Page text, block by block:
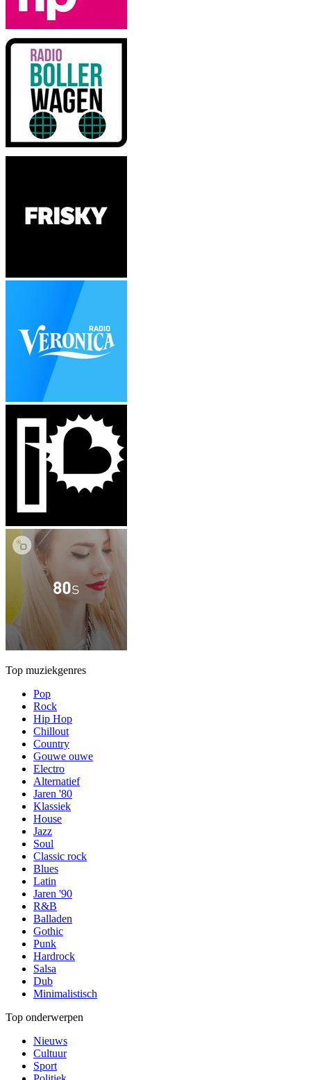
Top muziekgenres
Pop
Rock
Hip Hop
Chillout
Country
Gouwe ouwe
Electro
Alternatief
Jaren '80
Klassiek
House
Jazz
Soul
Classic rock
Blues
Latin
Jaren '90
R&B
Balladen
Gothic
Punk
Hardrock
Salsa
Dub
Minimalistisch
Top onderwerpen
Nieuws
Cultuur
Sport